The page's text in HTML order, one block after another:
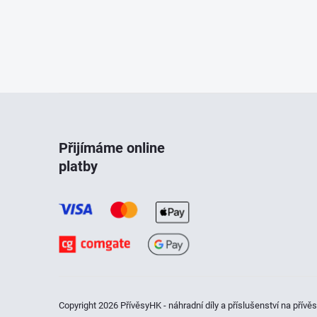
Přijímáme online
platby
Copyright 2026 PřívěsyHK - náhradní díly a příslušenství na